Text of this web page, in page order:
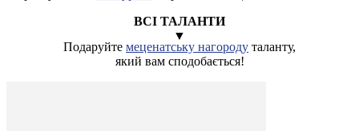
ВСІ ТАЛАНТИ
▼
Подаруйте меценатську нагороду таланту,
який вам сподобається!